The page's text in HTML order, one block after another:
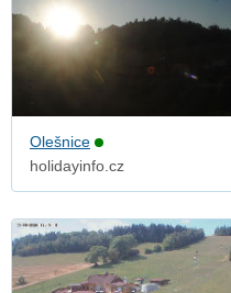
Olešnice
holidayinfo.cz